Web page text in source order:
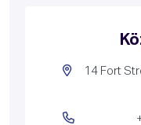
14 Fort